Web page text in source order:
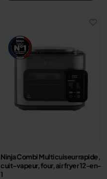
Ninja Combi Multicuiseur rapide,
cuit-vapeur, four, air fryer 12-en-
1